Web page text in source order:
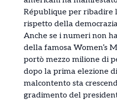
République per ribadire
rispetto della
Anche se i numeri non
della famosa Women’s
portò mezzo milione di
dopo la prima elezione
malcontento sta
gradimento del